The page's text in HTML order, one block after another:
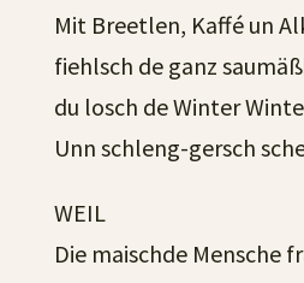
Mit Breetlen, Kaffé un
fiehlsch de ganz
du losch de Winter
Unn schleng-gersch
WEIL
Die maischde Mensche